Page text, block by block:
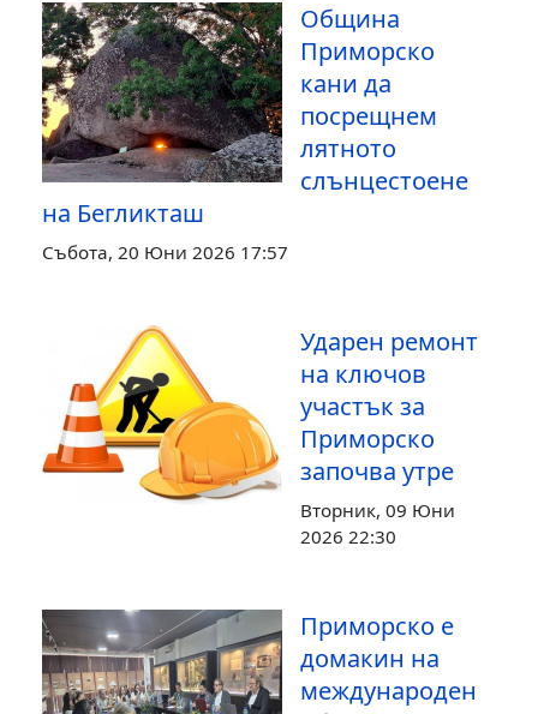
Община
Приморско
кани да
посрещнем
лятното
слънцестоене
на Бегликташ
Събота, 20 Юни 2026 17:57
Ударен ремонт
на ключов
участък за
Приморско
започва утре
Вторник, 09 Юни
2026 22:30
Приморско е
домакин на
международен